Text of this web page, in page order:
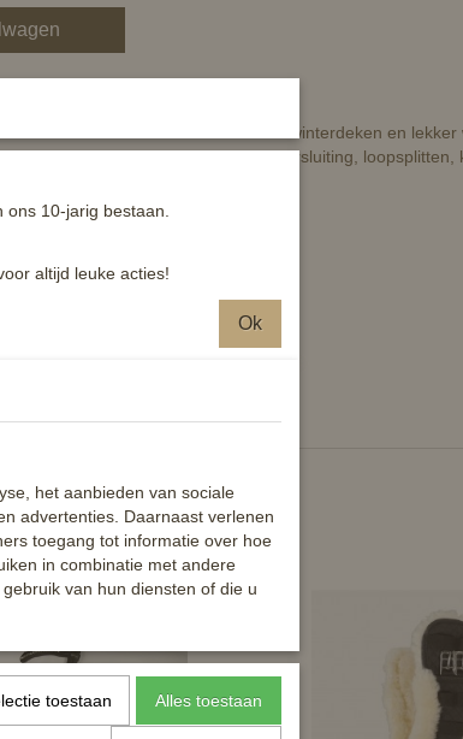
outdoordeken is een ontzettend leuke winterdeken en
Deze deken heeft een dubbele voorsluiting, loopsplitten,
en staartflap.
10-jarig bestaan.
altijd leuke acties!
Ok
het aanbieden van sociale
advertenties. Daarnaast verlenen
toegang tot informatie over hoe
in combinatie met andere
van hun diensten of die u
toestaan Alles toestaan